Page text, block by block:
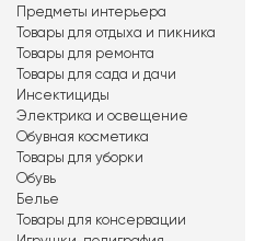
Предметы интерьера
Товары для отдыха и пикника
Товары для ремонта
Товары для сада и дачи
Инсектициды
Электрика и освещение
Обувная косметика
Товары для уборки
Обувь
Белье
Товары для консервации